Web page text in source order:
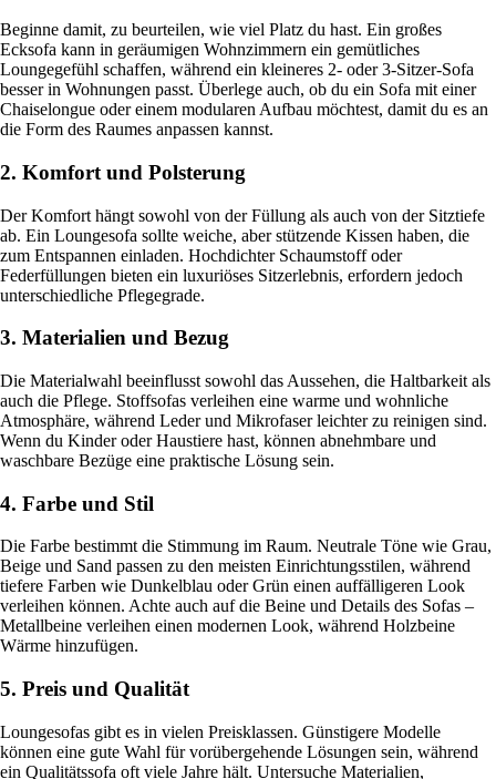
Beginne damit, zu beurteilen, wie viel Platz du hast. Ein großes
Ecksofa kann in geräumigen Wohnzimmern ein gemütliches
Loungegefühl schaffen, während ein kleineres 2- oder 3-Sitzer-Sofa
besser in Wohnungen passt. Überlege auch, ob du ein Sofa mit einer
Chaiselongue oder einem modularen Aufbau möchtest, damit du es an
die Form des Raumes anpassen kannst.
2. Komfort und Polsterung
Der Komfort hängt sowohl von der Füllung als auch von der Sitztiefe
ab. Ein Loungesofa sollte weiche, aber stützende Kissen haben, die
zum Entspannen einladen. Hochdichter Schaumstoff oder
Federfüllungen bieten ein luxuriöses Sitzerlebnis, erfordern jedoch
unterschiedliche Pflegegrade.
3. Materialien und Bezug
Die Materialwahl beeinflusst sowohl das Aussehen, die Haltbarkeit als
auch die Pflege. Stoffsofas verleihen eine warme und wohnliche
Atmosphäre, während Leder und Mikrofaser leichter zu reinigen sind.
Wenn du Kinder oder Haustiere hast, können abnehmbare und
waschbare Bezüge eine praktische Lösung sein.
4. Farbe und Stil
Die Farbe bestimmt die Stimmung im Raum. Neutrale Töne wie Grau,
Beige und Sand passen zu den meisten Einrichtungsstilen, während
tiefere Farben wie Dunkelblau oder Grün einen auffälligeren Look
verleihen können. Achte auch auf die Beine und Details des Sofas –
Metallbeine verleihen einen modernen Look, während Holzbeine
Wärme hinzufügen.
5. Preis und Qualität
Loungesofas gibt es in vielen Preisklassen. Günstigere Modelle
können eine gute Wahl für vorübergehende Lösungen sein, während
ein Qualitätssofa oft viele Jahre hält. Untersuche Materialien,